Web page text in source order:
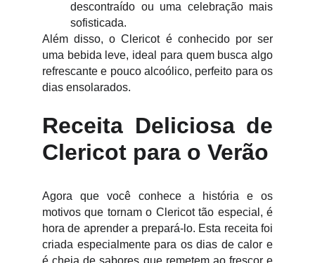
Receita Deliciosa de
Clericot para o Verão
Agora que você conhece a história e os
motivos que tornam o Clericot tão especial, é
hora de aprender a prepará-lo. Esta receita foi
criada especialmente para os dias de calor e
é cheia de sabores que remetem ao frescor e
descontraído ou uma celebração mais
sofisticada.
Além disso, o Clericot é conhecido por ser
uma bebida leve, ideal para quem busca algo
refrescante e pouco alcoólico, perfeito para os
dias ensolarados.